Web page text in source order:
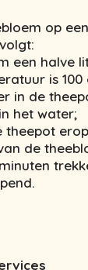
op
een halve
is 100
in de
het water;
theepot
de